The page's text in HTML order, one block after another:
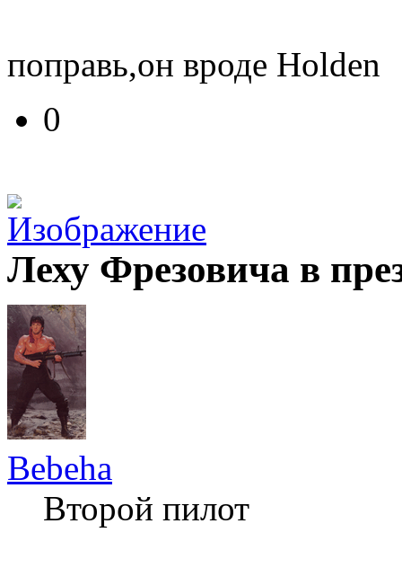
поправь,он вроде Holden
0
Леху Фрезовича в
Bebeha
Второй пилот